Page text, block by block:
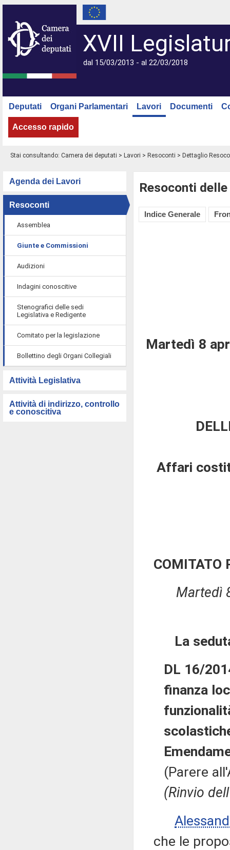
XVII
dal 15/03/2013 - al 22/03/2018
Deputati Organi Parlamentari Lavori Documenti
Accesso rapido
Stai consultando: Camera dei deputati > Lavori > Resoconti > Dettaglio
Agenda dei Lavori
Resoconti
Assemblea
Giunte e Commissioni
Audizioni
Indagini conoscitive
Stenografici delle sedi
Legislativa e Redigente
Comitato per la legislazione
Bollettino degli Organi Collegiali
Attività Legislativa
Attività di indirizzo, controllo
e conoscitiva
Resoconti
Indice Generale
Martedì 8
Affari
COMITATO
Martedì
La
DL 16/
finanza
(Parere
(Rinvio
che le